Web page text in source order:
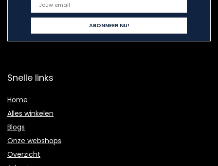
Snelle links
Home
Alles winkelen
Blogs
Onze webshops
Overzicht